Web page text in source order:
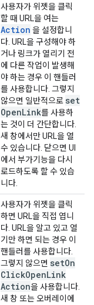
사용자가 위젯을 클릭
할 때 URL을 여는
Action 을 설정합니
다. URL을 구성해야 하
거나 링크가 열리기 전
에 다른 작업이 발생해
야 하는 경우 이 핸들러
를 사용합니다. 그렇지
않으면 일반적으로 set
OpenLink를 사용하
는 것이 더 간단합니다.
새 창에서만 URL을 열
수 있습니다. 닫으면 UI
에서 부가기능을 다시
로드하도록 할 수 있습
니다.
사용자가 위젯을 클릭
하면 URL을 직접 엽니
다. URL을 알고 있고 열
기만 하면 되는 경우 이
핸들러를 사용합니다.
그렇지 않으면 setOn
ClickOpenLink
Action을 사용합니다.
새 창 또는 오버레이에